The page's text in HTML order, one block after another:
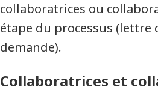
collaboratrices ou
étape du processus (lettre
demande).
Collaboratrices et